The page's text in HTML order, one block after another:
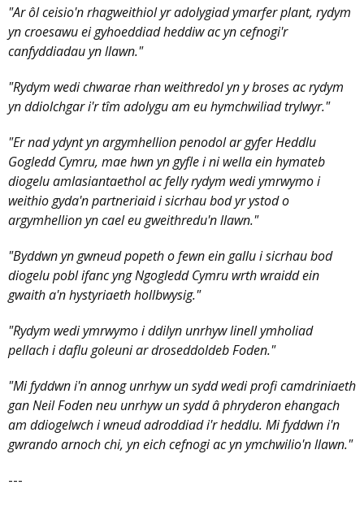
"Ar ôl ceisio'n rhagweithiol yr adolygiad ymarfer plant, rydym
yn croesawu ei gyhoeddiad heddiw ac yn cefnogi'r
canfyddiadau yn llawn."
"Rydym wedi chwarae rhan weithredol yn y broses ac rydym
yn ddiolchgar i'r tîm adolygu am eu hymchwiliad trylwyr."
"Er nad ydynt yn argymhellion penodol ar gyfer Heddlu
Gogledd Cymru, mae hwn yn gyfle i ni wella ein hymateb
diogelu amlasiantaethol ac felly rydym wedi ymrwymo i
weithio gyda'n partneriaid i sicrhau bod yr ystod o
argymhellion yn cael eu gweithredu'n llawn."
"Byddwn yn gwneud popeth o fewn ein gallu i sicrhau bod
diogelu pobl ifanc yng Ngogledd Cymru wrth wraidd ein
gwaith a'n hystyriaeth hollbwysig."
"Rydym wedi ymrwymo i ddilyn unrhyw linell ymholiad
pellach i daflu goleuni ar droseddoldeb Foden."
"Mi fyddwn i'n annog unrhyw un sydd wedi profi camdriniaeth
gan Neil Foden neu unrhyw un sydd â phryderon ehangach
am ddiogelwch i wneud adroddiad i'r heddlu. Mi fyddwn i'n
gwrando arnoch chi, yn eich cefnogi ac yn ymchwilio'n llawn."
---